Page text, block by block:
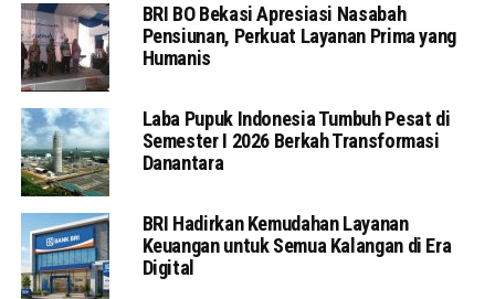
BRI BO Bekasi Apresiasi Nasabah
Pensiunan, Perkuat Layanan Prima yang
Humanis
Laba Pupuk Indonesia Tumbuh Pesat di
Semester I 2026 Berkah Transformasi
Danantara
BRI Hadirkan Kemudahan Layanan
Keuangan untuk Semua Kalangan di Era
Digital